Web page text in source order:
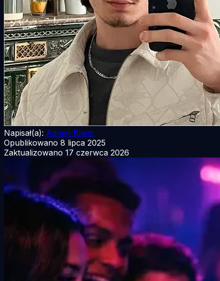
Napisał(a): Adrien Blanc
Opublikowano 8 lipca 2025
Zaktualizowano 17 czerwca 2026